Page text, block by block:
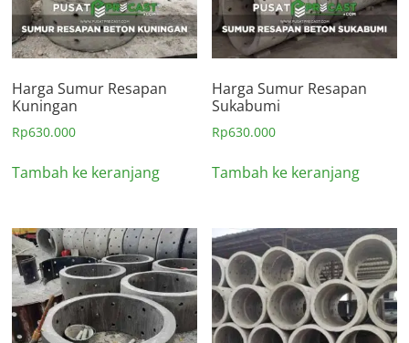
Harga Sumur Resapan
Kuningan
Rp630.000
Tambah ke keranjang
Harga Sumur Resapan
Sukabumi
Rp630.000
Tambah ke keranjang